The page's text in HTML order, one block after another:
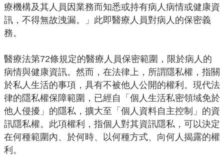
業
務
資
便
民
服
務
政
府
資
訊
療機構及其人員因業務而知悉或持有病人病情或健康資
訊，不得無故洩漏。」此即醫療人員對病人的保密義
務。
醫療法第72條規定的醫療人員保密範圍，限於病人的
病情與健康資訊。然而，在法律上，所謂隱私權，指關
於私人生活的事項，具有不被他人公開的權利。現代法
律的隱私權保障範圍，已經自「個人生活私密領域免於
他人侵擾」的隱私，擴大至「個人資料自主控制」的資
訊隱私權。此項權利，指個人對其資訊隱私，可以決定
在何種範圍內、於何時、以何種方式、向何人揭露的權
利。